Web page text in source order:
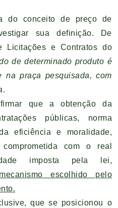
do conceito de preço de
sua definição. De
Licitações e Contratos do
de determinado produto é
na praça pesquisada, com
.
que a obtenção da
públicas, norma
eficiência e moralidade,
com o real
imposta pela lei,
escolhido pelo
que se posicionou o